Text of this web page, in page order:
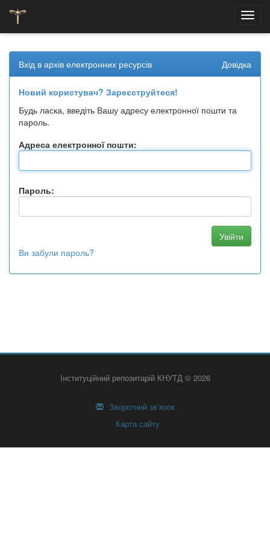
navigation
Вхід в архів електронних ресурсів Довідка
Новий користувач? Зареєструйтеся!
Будь ласка, введіть Вашу адресу електронної пошти та
пароль.
Адреса електронної пошти:
Пароль:
Ви забули пароль?
Інституційний репозитарій КНУТД © 2026
Зворотний зв’язок
Карта сайту